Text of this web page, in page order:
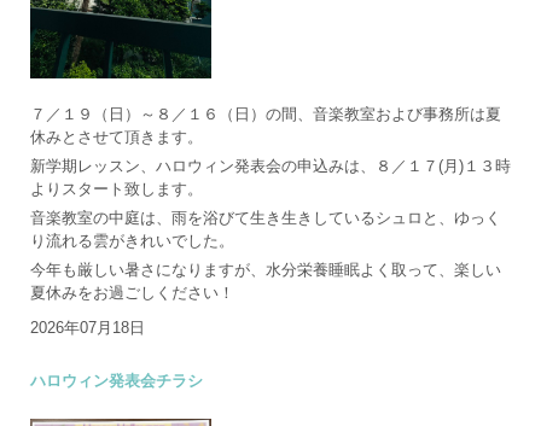
７／１９（日）～８／１６（日）の間、音楽教室および事務所は夏
休みとさせて頂きます。
新学期レッスン、ハロウィン発表会の申込みは、８／１７(月)１３時
よりスタート致します。
音楽教室の中庭は、雨を浴びて生き生きしているシュロと、ゆっく
り流れる雲がきれいでした。
今年も厳しい暑さになりますが、水分栄養睡眠よく取って、楽しい
夏休みをお過ごしください！
2026年07月18日
ハロウィン発表会チラシ